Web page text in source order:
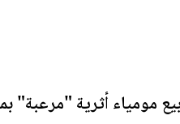
مومياء أثرية "مرعبة"